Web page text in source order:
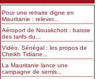
Pour une retraite digne en
Mauritanie : relever...
Aéroport de Nouakchott : baisse
des tarifs du...
Vidéo. Sénégal : les propos de
Cheikh Tidiane...
La Mauritanie lance une
campagne de semis...